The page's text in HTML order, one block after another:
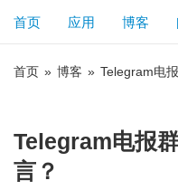
首页 应用 博客
首页 » 博客 » Telegram电
Telegram电报
言？